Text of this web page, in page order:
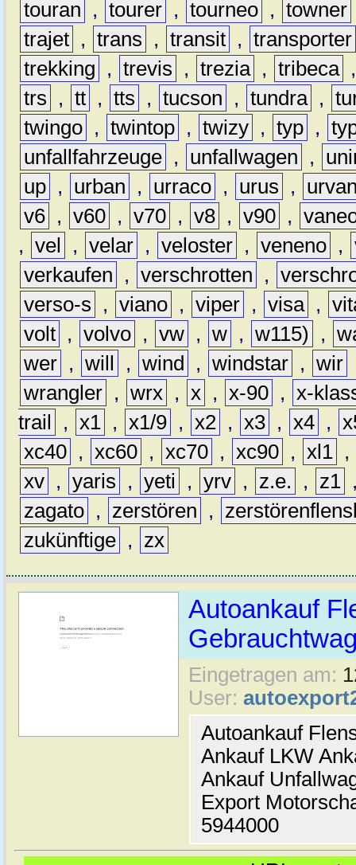
touran , tourer , tourneo , towner
trajet , trans , transit , transporter
trekking
, trevis , trezia , tribeca
trs
, tt , tts , tucson , tundra ,
twingo , twintop , twizy , typ ,
unfallfahrzeuge , unfallwagen ,
up , urban , urraco , urus ,
v6 , v60 , v70 , v8 , v90 ,
, vel , velar , veloster , veneno ,
verkaufen
, verschrotten ,
verso-s
, viano , viper , visa ,
volt , volvo , vw , w , w115) ,
wer , will , wind , windstar , wir
wrangler , wrx , x , x-90 , x-
trail
, x1 , x1/9 , x2 , x3 , x4 ,
xc40 , xc60 , xc70 , xc90 , xl1 ,
xv , yaris , yeti , yrv , z.e. , z1
zagato , zerstören ,
zukünftige , zx
Autoankauf
Eingetragen am:
User:
Autoankauf
Ankauf LKW
Ankauf
Export
5944000